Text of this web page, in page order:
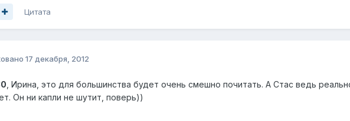
Цитата
17 декабря, 2012
, Ирина, это для большинства будет очень смешно почитать. А Стас ведь
Он ни капли не шутит, поверь))